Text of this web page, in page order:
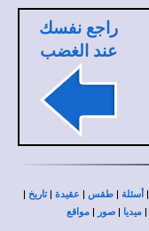
راجع نفسك
عند الغضب
| أسئلة | طقس | عقيدة |تاريخ |
| ميديا | صور | مواقع